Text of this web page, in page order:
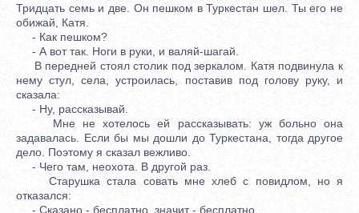
Тридцать семь и две. Он пешком в Туркестан шел. Ты его не
обижай, Катя.
- Как пешком?
- А вот так. Ноги в руки, и валяй-шагай.
В передней стоял столик под зеркалом. Катя подвинула к
нему стул, села, устроилась, поставив под голову руку, и
сказала:
- Ну, рассказывай.
Мне не хотелось ей рассказывать: уж больно она
задавалась. Если бы мы дошли до Туркестана, тогда другое
дело. Поэтому я сказал вежливо.
- Чего там, неохота. В другой раз.
Старушка стала совать мне хлеб с повидлом, но я
отказался:
- Сказано - бесплатно, значит - бесплатно.